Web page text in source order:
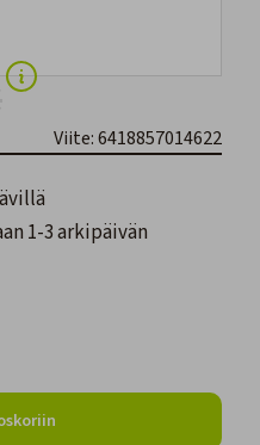
Viite: 6418857014622
1-3 arkipäivän